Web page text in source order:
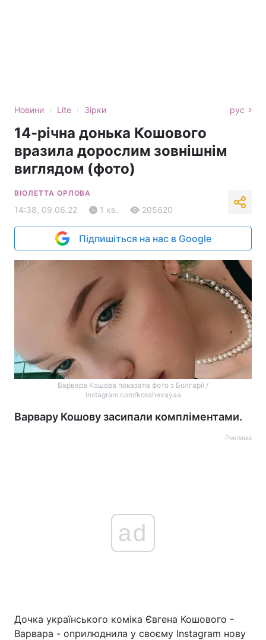
Новини › Lite › Зірки рус
14-річна донька Кошового
вразила дорослим зовнішнім
виглядом (фото)
ВІОЛЕТТА ОРЛОВА
14:38, 09.06.22 1 хв. 205620
Підпишіться на нас в Google
Варвара Кошова показала фото з Болгарії /
instagram.com/kosshevayaa
Варвару Кошову засипали компліментами.
Реклама
ad
Дочка українського коміка Євгена Кошового -
Варвара - оприлюднила у своєму Instagram нову